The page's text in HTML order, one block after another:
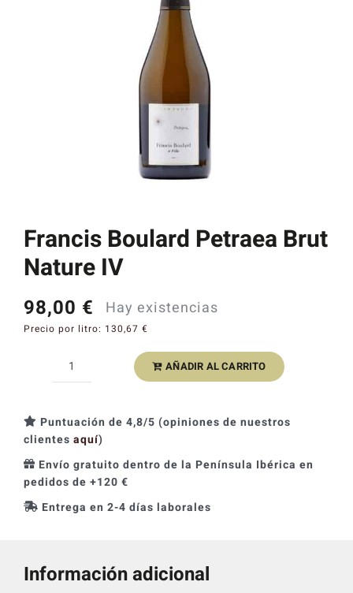
Francis Boulard Petraea Brut
Nature IV
98,00 € Hay existencias
Precio por litro: 130,67 €
Francis
Brut
Nature
IV
cantidad
AÑADIR AL CARRITO
Puntuación de 4,8/5 (opiniones de nuestros
clientes aquí)
Envío gratuito dentro de la Península Ibérica en
pedidos de +120 €
Entrega en 2-4 días laborales
Información adicional